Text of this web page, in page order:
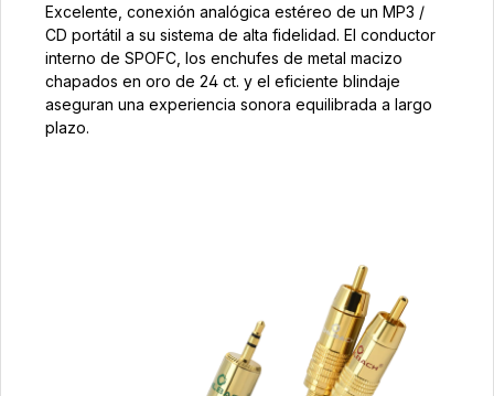
Excelente, conexión analógica estéreo de un MP3 /
CD portátil a su sistema de alta fidelidad. El conductor
interno de SPOFC, los enchufes de metal macizo
chapados en oro de 24 ct. y el eficiente blindaje
aseguran una experiencia sonora equilibrada a largo
plazo.